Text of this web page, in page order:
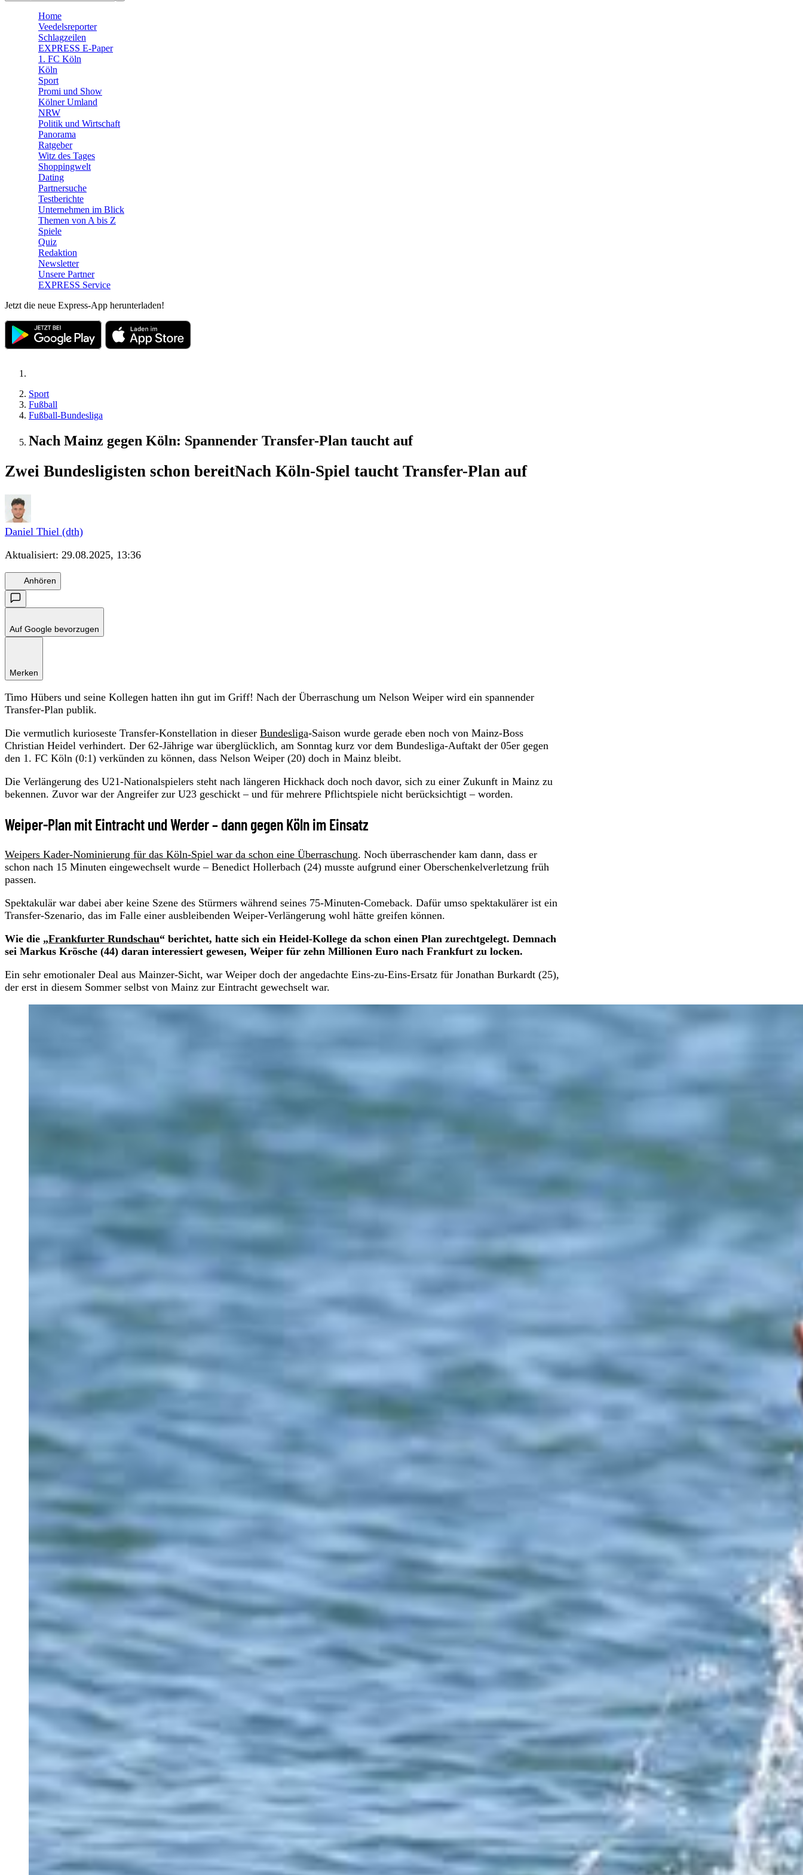
🛒 Shoppingwelt
Home
Veedelsreporter
Schlagzeilen
EXPRESS E-Paper
1. FC Köln
Köln
Sport
Promi und Show
Kölner Umland
NRW
Politik und Wirtschaft
Panorama
Ratgeber
Witz des Tages
Shoppingwelt
Dating
Partnersuche
Testberichte
Unternehmen im Blick
Themen von A bis Z
Spiele
Quiz
Redaktion
Newsletter
Unsere Partner
EXPRESS Service
Jetzt die neue Express-App herunterladen!
Sport
Fußball
Fußball-Bundesliga
Nach Mainz gegen Köln: Spannender Transfer-Plan taucht auf
Zwei Bundesligisten schon bereitNach Köln-Spiel taucht Transfer-Plan auf
Daniel Thiel (dth)
Aktualisiert: 29.08.2025, 13:36
Anhören
Auf Google bevorzugen
Merken
Timo Hübers und seine Kollegen hatten ihn gut im Griff! Nach der Überraschung um Nelson Weiper wird ein spannender
Transfer-Plan publik.
Die vermutlich kurioseste Transfer-Konstellation in dieser Bundesliga-Saison wurde gerade eben noch von Mainz-Boss
Christian Heidel verhindert. Der 62-Jährige war überglücklich, am Sonntag kurz vor dem Bundesliga-Auftakt der 05er gegen
den 1. FC Köln (0:1) verkünden zu können, dass Nelson Weiper (20) doch in Mainz bleibt.
Die Verlängerung des U21-Nationalspielers steht nach längeren Hickhack doch noch davor, sich zu einer Zukunft in Mainz zu
bekennen. Zuvor war der Angreifer zur U23 geschickt – und für mehrere Pflichtspiele nicht berücksichtigt – worden.
Weiper-Plan mit Eintracht und Werder – dann gegen Köln im Einsatz
Weipers Kader-Nominierung für das Köln-Spiel war da schon eine Überraschung. Noch überraschender kam dann, dass er
schon nach 15 Minuten eingewechselt wurde – Benedict Hollerbach (24) musste aufgrund einer Oberschenkelverletzung früh
passen.
Spektakulär war dabei aber keine Szene des Stürmers während seines 75-Minuten-Comeback. Dafür umso spektakulärer ist ein
Transfer-Szenario, das im Falle einer ausbleibenden Weiper-Verlängerung wohl hätte greifen können.
Wie die „Frankfurter Rundschau“ berichtet, hatte sich ein Heidel-Kollege da schon einen Plan zurechtgelegt. Demnach
sei Markus Krösche (44) daran interessiert gewesen, Weiper für zehn Millionen Euro nach Frankfurt zu locken.
Ein sehr emotionaler Deal aus Mainzer-Sicht, war Weiper doch der angedachte Eins-zu-Eins-Ersatz für Jonathan Burkardt (25),
der erst in diesem Sommer selbst von Mainz zur Eintracht gewechselt war.